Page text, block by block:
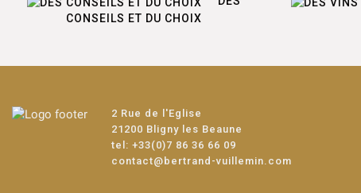
CONSEILS ET DU CHOIX
2 Rue de l'Eglise
21200 Bligny les Beaune
tel: +33(0)7 86 36 66 09
contact@bertrand-vuillemin.com